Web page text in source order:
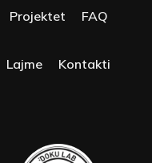
Projektet FAQ
Lajme Kontakti